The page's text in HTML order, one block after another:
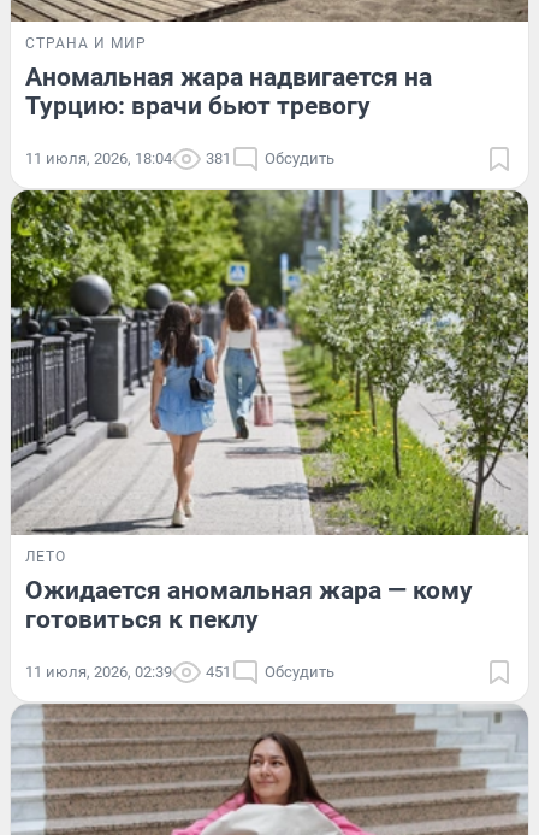
СТРАНА И МИР
Аномальная жара надвигается на
Турцию: врачи бьют тревогу
11 июля, 2026, 18:04 381 Обсудить
ЛЕТО
Ожидается аномальная жара — кому
готовиться к пеклу
11 июля, 2026, 02:39 451 Обсудить